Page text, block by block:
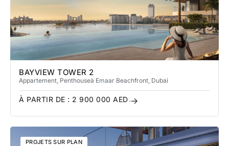
BAYVIEW TOWER 2
Appartement, Penthouseà Emaar Beachfront , Dubai
À PARTIR DE : 2 900 000 AED
PROJETS SUR PLAN